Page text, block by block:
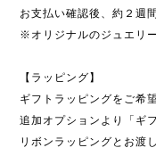
お支払い確認後、約２週
※オリジナルのジュエリ
【ラッピング】
ギフトラッピングをご希
追加オプションより「ギ
リボンラッピングとお渡